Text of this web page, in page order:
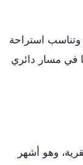
استراحة
في مسار دائري
وهو أشهر